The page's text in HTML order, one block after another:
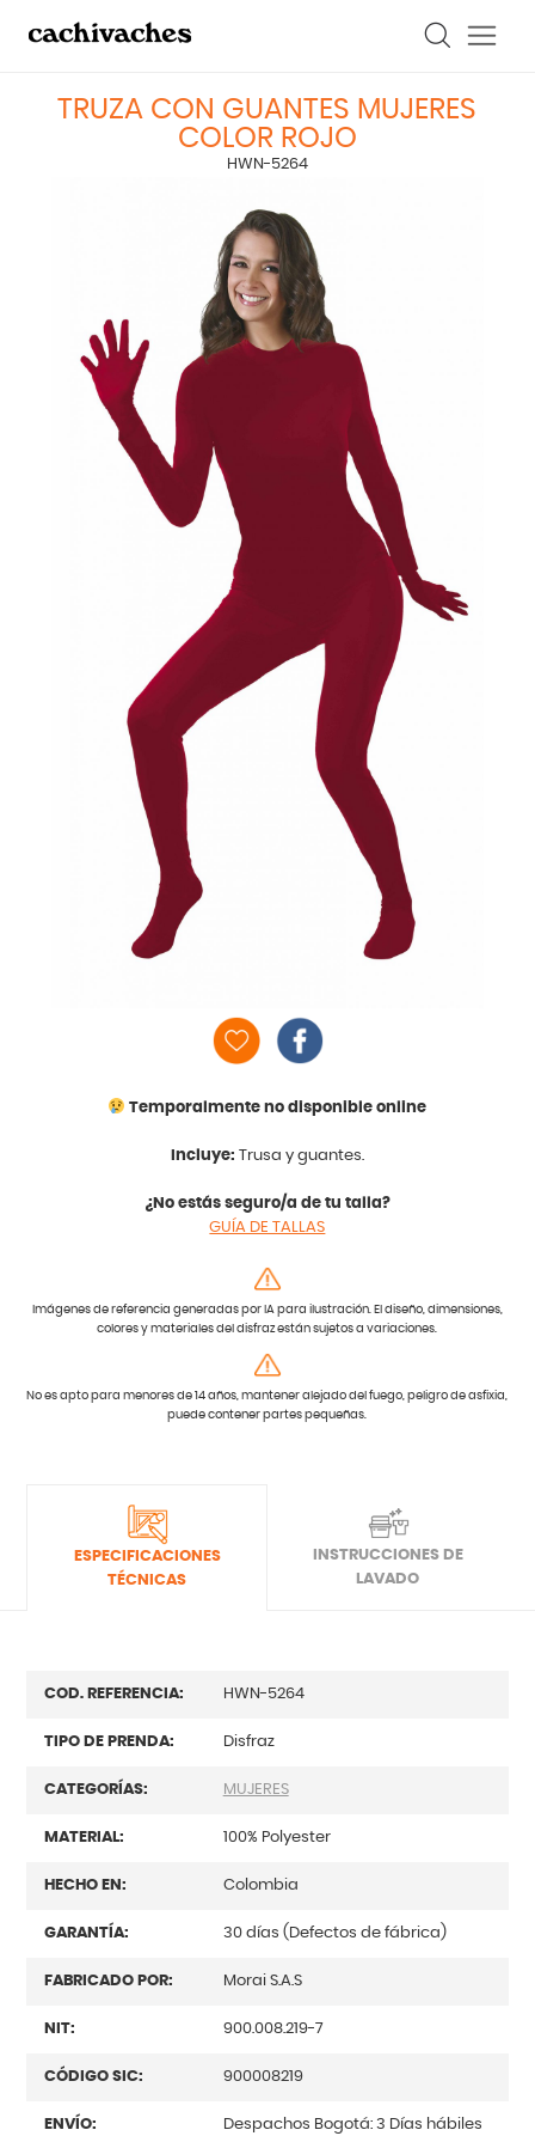
TRUZA CON GUANTES MUJERES
COLOR ROJO
HWN-5264
Temporalmente no disponible online
Incluye: Trusa y guantes.
¿No estás seguro/a de tu talla?
GUÍA DE TALLAS
Imágenes de referencia generadas por IA para ilustración. El diseño, dimensiones,
colores y materiales del disfraz están sujetos a variaciones.
No es apto para menores de 14 años, mantener alejado del fuego, peligro de asfixia,
puede contener partes pequeñas.
ESPECIFICACIONES
TÉCNICAS
INSTRUCCIONES DE
LAVADO
COD. REFERENCIA: HWN-5264
TIPO DE PRENDA: Disfraz
CATEGORÍAS: MUJERES
MATERIAL: 100% Polyester
HECHO EN: Colombia
GARANTÍA: 30 días (Defectos de fábrica)
FABRICADO POR: Morai S.A.S
NIT: 900.008.219-7
CÓDIGO SIC: 900008219
ENVÍO:
Despachos Bogotá: 3 Días hábiles